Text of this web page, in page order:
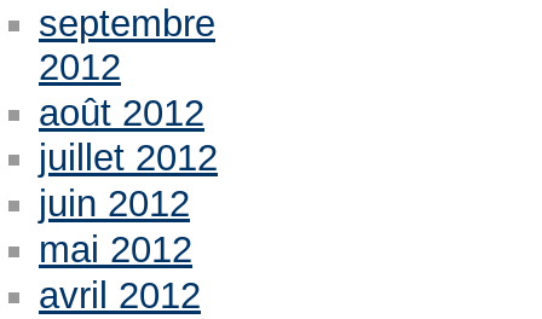
septembre
2012
août 2012
juillet 2012
juin 2012
mai 2012
avril 2012